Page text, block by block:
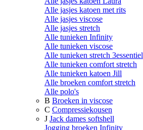
Alle jasjes katoen met rits
Alle jasjes viscose
Alle jasjes stretch
Alle tunieken Infinity
Alle tunieken viscose
Alle tunieken stretch 3essentiel
Alle tunieken comfort stretch
Alle tunieken katoen Jill
Alle broeken comfort stretch
Alle polo's
B Broeken in viscose
C Compressiekousen
J Jack dames softshell
Jogging broeken Infinity